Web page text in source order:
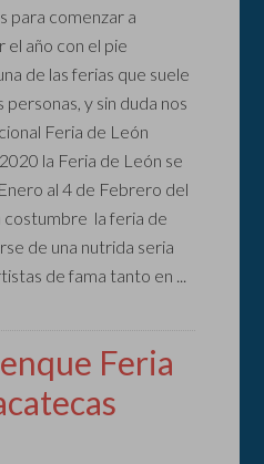
para comenzar a
el año con el pie
de las ferias que suele
y sin duda nos
Feria de León
la Feria de León se
al 4 de Febrero del
costumbre la feria de
de una nutrida seria
de fama tanto en ...
Feria